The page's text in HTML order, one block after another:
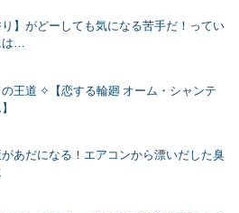
り】がどーしても気になる苦手だ！ってい
…
王道 ✧【恋する輪廻 オーム・シャンテ
があだになる！エアコンから漂いだした臭